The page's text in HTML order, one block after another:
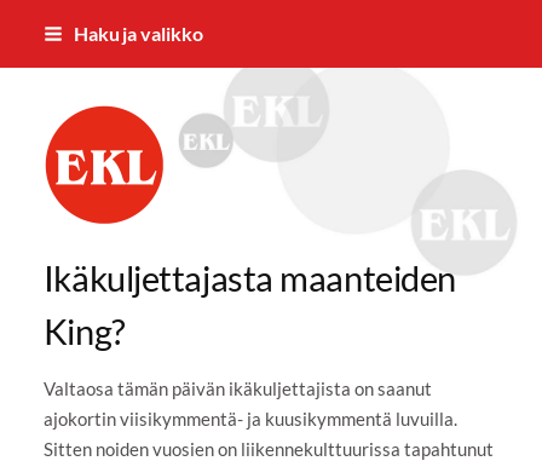
Siirry
Haku ja valikko
Rantalakeuden Eläkkeensaajat RES
Ikäkuljettajasta maanteiden
King?
Valtaosa tämän päivän ikäkuljettajista on saanut
ajokortin viisikymmentä- ja kuusikymmentä luvuilla.
Sitten noiden vuosien on liikennekulttuurissa tapahtunut